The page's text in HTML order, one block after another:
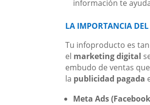
información te
LA IMPORTANCIA
Tu infoproducto es
el marketing digital
embudo de ventas
la publicidad pagada
Meta Ads